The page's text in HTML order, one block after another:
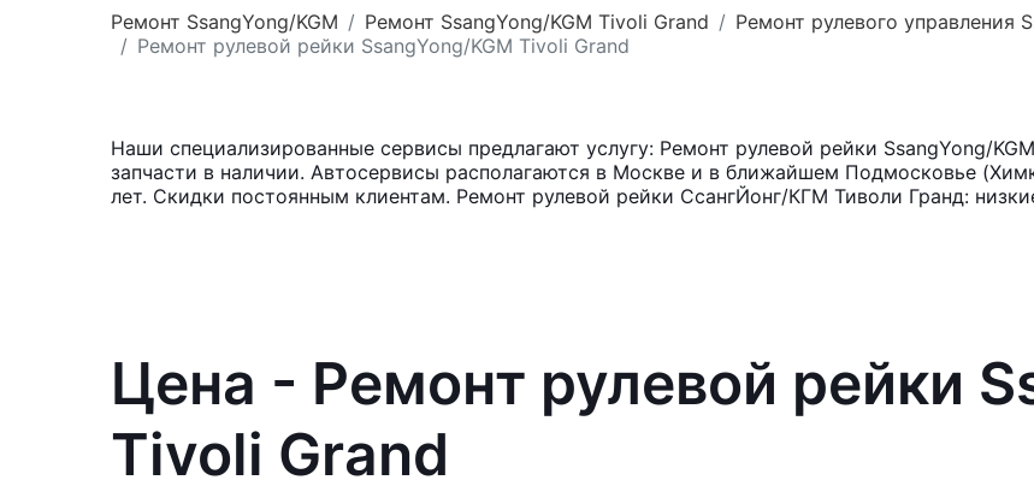
Ремонт SsangYong/KGM Ремонт SsangYong/KGM Tivoli Grand
Ремонт рулевого управления
Ремонт рулевой рейки SsangYong/KGM Tivoli Grand
Наши специализированные сервисы предлагают услугу: Ремонт рулевой рейки SsangYong/
запчасти в наличии. Автосервисы располагаются в Москве и в ближайшем Подмосковье
лет. Скидки постоянным клиентам. Ремонт рулевой рейки СсангЙонг/КГМ Тиволи Гранд:
Цена - Ремонт рулевой рейки
Tivoli Grand